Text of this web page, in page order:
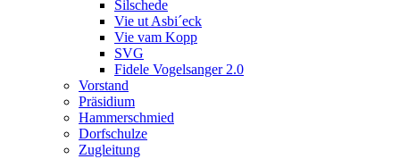
Silschede
Vie ut Asbi´eck
Vie vam Kopp
SVG
Fidele Vogelsanger 2.0
Vorstand
Präsidium
Hammerschmied
Dorfschulze
Zugleitung